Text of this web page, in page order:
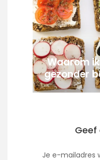
Waarom
gezonder
Geef
Je e-mailadres